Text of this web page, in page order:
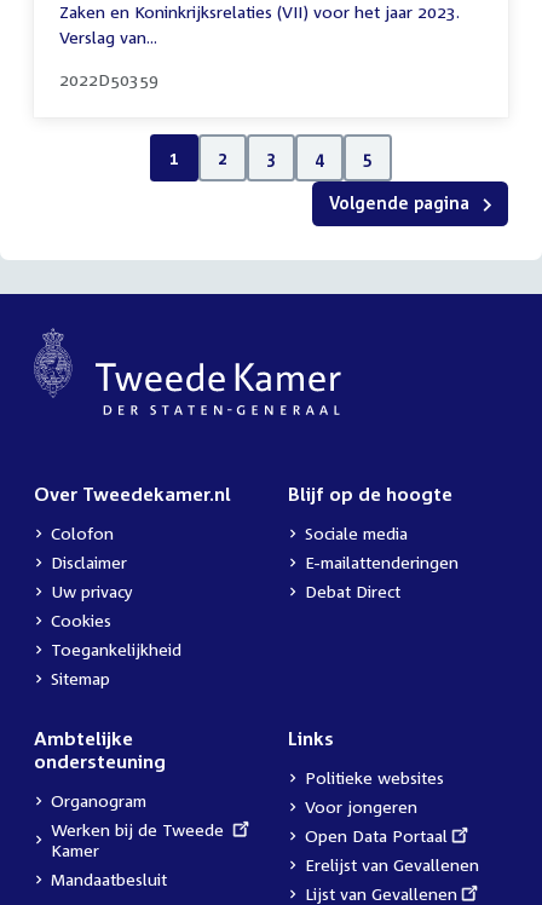
Zaken en Koninkrijksrelaties (VII) voor het jaar 2023.
Verslag van...
2022D50359
1 2 3 4 5
Volgende pagina
Over Tweedekamer.nl
Colofon
Disclaimer
Uw privacy
Cookies
Toegankelijkheid
Sitemap
Blijf op de hoogte
Sociale media
E-mailattenderingen
Debat Direct
Ambtelijke
ondersteuning
Organogram
External
link:
Werken bij de Tweede
Kamer
Mandaatbesluit
Links
Politieke websites
Voor jongeren
External
link:
Open Data Portaal
Erelijst van Gevallenen
External
Lijst van Gevallenen